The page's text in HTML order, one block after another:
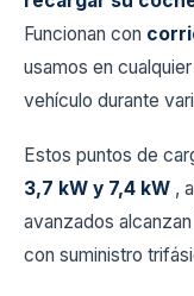
Funcionan con
usamos en
vehículo durante
Estos puntos de
3,7 kW y 7,4 kW ,
avanzados
con suministro